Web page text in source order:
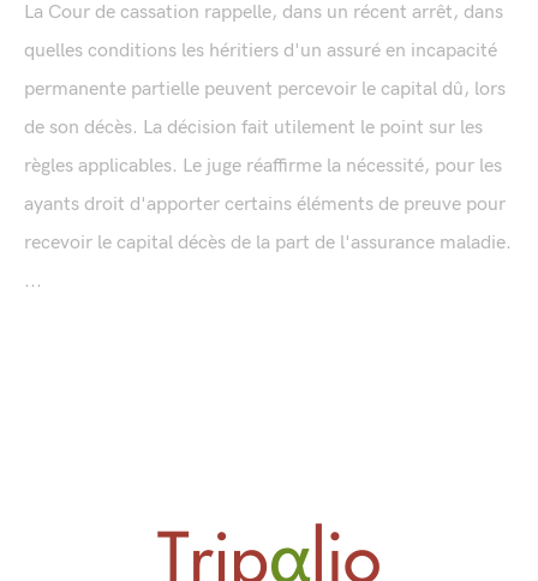
La Cour de cassation rappelle, dans un récent arrêt, dans
quelles conditions les héritiers d'un assuré en incapacité
permanente partielle peuvent percevoir le capital dû, lors
de son décès. La décision fait utilement le point sur les
règles applicables. Le juge réaffirme la nécessité, pour les
ayants droit d'apporter certains éléments de preuve pour
recevoir le capital décès de la part de l'assurance maladie.
...